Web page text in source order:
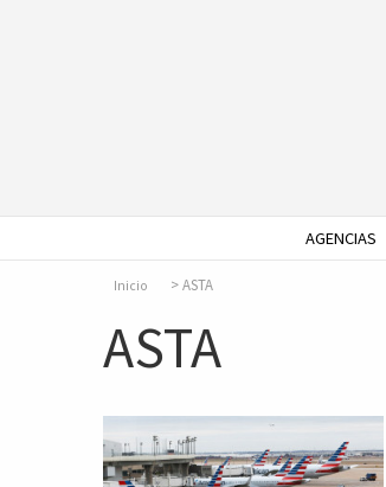
AGENCIAS
Inicio ASTA
ASTA